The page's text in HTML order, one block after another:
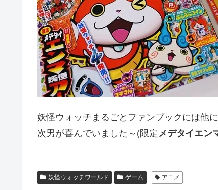
妖怪ウォッチまるごとファンブックには他
次男が喜んでいました～(限定メデタイエン
妖怪ウォッチワールド ゲーム アニメ